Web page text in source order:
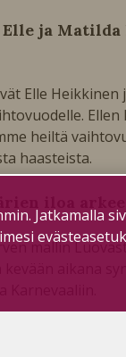
ja
Elle Heikkinen
heiltä
haasteista.
mallin
Jatkamalla